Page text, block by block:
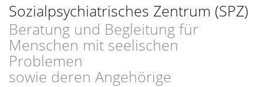
Sozialpsychiatrisches Zentrum (SPZ)
Beratung und Begleitung für
Menschen mit seelischen
Problemen
sowie deren Angehörige